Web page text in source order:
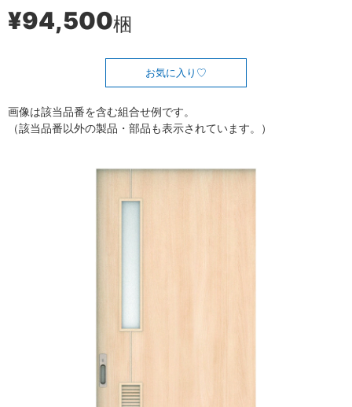
¥94,500梱
お気に入り
画像は該当品番を含む組合せ例です。
（該当品番以外の製品・部品も表示されています。）